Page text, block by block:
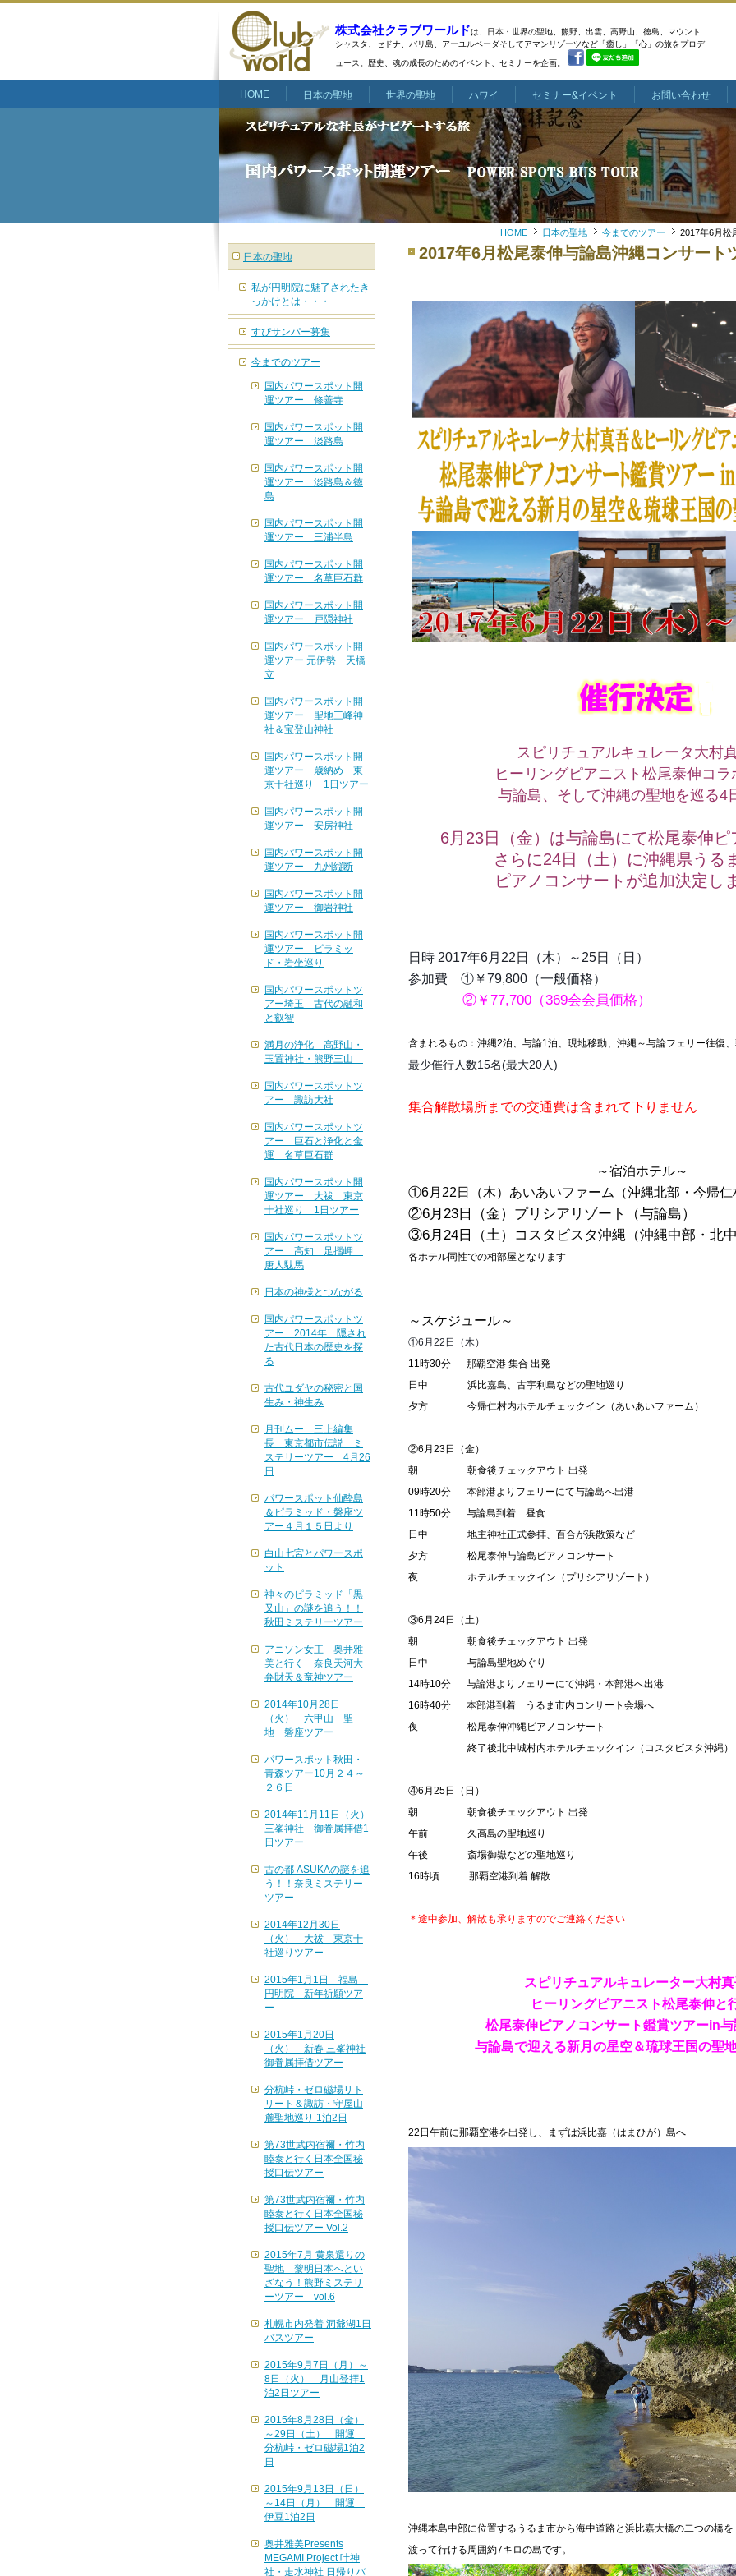
株式会社クラブワールドは、日本・世界の聖地、熊野、出雲、高野山、徳島、マウント
シャスタ、 セドナ、バリ島、アーユルベーダそしてアマンリゾーツなど 「癒し」「心」の旅をプロデ
ュース。歴史、魂の成長のためのイベント、セミナーを企画。
HOME 日本の聖地 世界の聖地 ハワイ セミナー&イベント お問い合わせ
HOME 日本の聖地 今までのツアー 2017年6月松
2017年6月松尾泰伸与論島沖縄コンサート
スピリチュアルキュレータ大村
ヒーリングピアニスト松尾泰伸コラ
与論島、そして沖縄の聖地を巡る4
6月23日（金）は与論島にて松尾泰伸ピ
さらに24日（土）に沖縄県うる
ピアノコンサートが追加決定し
日時 2017年6月22日（木）～25日（日）
参加費 ①￥79,800（一般価格）
②￥77,700（369会会員価格）
含まれるもの：沖縄2泊、与論1泊、現地移動、沖縄～与論フェリー往復
最少催行人数15名(最大20人)
集合解散場所までの交通費は含まれて下りません
～宿泊ホテル～
①6月22日（木）あいあいファーム（沖縄北部・今帰仁
②6月23日（金）プリシアリゾート（与論島）
③6月24日（土）コスタビスタ沖縄（沖縄中部・北中
各ホテル同性での相部屋となります
～スケジュール～
①6月22日（木）
11時30分
那覇空港 集合 出発
日中
浜比嘉島、古宇利島などの聖地巡り
夕方
今帰仁村内ホテルチェックイン（あいあいファーム）
②6月23日（金）
朝
朝食後チェックアウト 出発
09時20分
本部港よりフェリーにて与論島へ出港
11時50分
与論島到着 昼食
日中
地主神社正式参拝、百合が浜散策など
夕方
松尾泰伸与論島ピアノコンサート
夜
ホテルチェックイン（プリシアリゾート）
③6月24日（土）
朝
朝食後チェックアウト 出発
日中
与論島聖地めぐり
14時10分
与論港よりフェリーにて沖縄・本部港へ出港
16時40分
本部港到着 うるま市内コンサート会場へ
夜
松尾泰伸沖縄ピアノコンサート
終了後北中城村内ホテルチェックイン（コスタビスタ沖縄）
④6月25日（日）
朝
朝食後チェックアウト 出発
午前
久高島の聖地巡り
午後
斎場御嶽などの聖地巡り
16時頃
那覇空港到着 解散
＊途中参加、解散も承りますのでご連絡ください
スピリチュアルキュレーター大村真
ヒーリングピアニスト松尾泰伸と
松尾泰伸ピアノコンサート鑑賞ツアーin
与論島で迎える新月の星空＆琉球王国の聖
22日午前に那覇空港を出発し、まずは浜比嘉（はまひが）島へ
沖縄本島中部に位置するうるま市から海中道路と浜比嘉大橋の二つの橋を
渡って行ける周囲約7キロの島です。
日本の聖地
私が円明院に魅了されたき
っかけとは・・・
すぴサンパー募集
今までのツアー
国内パワースポット開
運ツアー 修善寺
国内パワースポット開
運ツアー 淡路島
国内パワースポット開
運ツアー 淡路島＆徳
島
国内パワースポット開
運ツアー 三浦半島
国内パワースポット開
運ツアー 名草巨石群
国内パワースポット開
運ツアー 戸隠神社
国内パワースポット開
運ツアー 元伊勢 天橋
立
国内パワースポット開
運ツアー 聖地三峰神
社＆宝登山神社
国内パワースポット開
運ツアー 歳納め 東
京十社巡り 1日ツアー
国内パワースポット開
運ツアー 安房神社
国内パワースポット開
運ツアー 九州縦断
国内パワースポット開
運ツアー 御岩神社
国内パワースポット開
運ツアー ピラミッ
ド・岩坐巡り
国内パワースポットツ
アー埼玉 古代の融和
と叡智
満月の浄化 高野山・
玉置神社・熊野三山
国内パワースポットツ
アー 諏訪大社
国内パワースポットツ
アー 巨石と浄化と金
運 名草巨石群
国内パワースポット開
運ツアー 大祓 東京
十社巡り 1日ツアー
国内パワースポットツ
アー 高知 足摺岬
唐人駄馬
日本の神様とつながる
国内パワースポットツ
アー 2014年 隠され
た古代日本の歴史を探
る
古代ユダヤの秘密と国
生み・神生み
月刊ムー 三上編集
長 東京都市伝説 ミ
ステリーツアー 4月26
日
パワースポット仙酔島
＆ピラミッド・磐座ツ
アー４月１５日より
白山七宮とパワースポ
ット
神々のピラミッド「黒
又山」の謎を追う！！
秋田ミステリーツアー
アニソン女王 奥井雅
美と行く 奈良天河大
弁財天＆竜神ツアー
2014年10月28日
（火） 六甲山 聖
地 磐座ツアー
パワースポット秋田・
青森ツアー10月２４～
２６日
2014年11月11日（火）
三峯神社 御眷属拝借1
日ツアー
古の都 ASUKAの謎を追
う！！奈良ミステリー
ツアー
2014年12月30日
（火） 大祓 東京十
社巡りツアー
2015年1月1日 福島
円明院 新年祈願ツア
ー
2015年1月20日
（火） 新春 三峯神社
御眷属拝借ツアー
分杭峠・ゼロ磁場リト
リート＆諏訪・守屋山
麓聖地巡り 1泊2日
第73世武内宿禰・竹内
睦泰と行く日本全国秘
授口伝ツアー
第73世武内宿禰・竹内
睦泰と行く日本全国秘
授口伝ツアー Vol.2
2015年7月 黄泉還りの
聖地 黎明日本へとい
ざなう！熊野ミステリ
ーツアー vol.6
札幌市内発着 洞爺湖1日
バスツアー
2015年9月7日（月）～
8日（火） 月山登拝1
泊2日ツアー
2015年8月28日（金）
～29日（土） 開運
分杭峠・ゼロ磁場1泊2
日
2015年9月13日（日）
～14日（月） 開運
伊豆1泊2日
奥井雅美Presents
MEGAMI Project 叶神
社・走水神社 日帰りバ